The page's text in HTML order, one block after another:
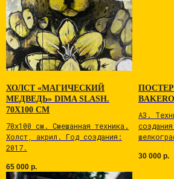
ХОЛСТ «МАГИЧЕСКИЙ
МЕДВЕДЬ» DIMA SLASH.
70Х100 СМ
70х100 см. Смешанная техника.
Холст, акрил. Год создания:
2017.
65 000 р.
ПОСТЕР
А3.
30 000 р.
+7 962 202 6 202
OBLAKOV_PR@MAIL.RU